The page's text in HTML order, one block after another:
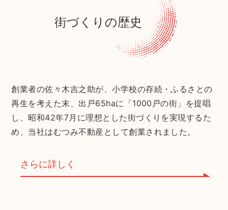
街づくりの歴史
創業者の佐々木吉之助が、小学校の存続・ふるさとの
再生を考えた末、出戸65haに「1000戸の街」を提唱
し、昭和42年7月に理想とした街づくりを実現するた
め、当社はむつみ不動産として創業されました。
さらに詳しく